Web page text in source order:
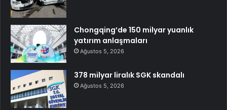
Chongqing’de 150 milyar yuanlık
yatırım anlaşmaları
Ağustos 5, 2026
378 milyar liralık SGK skandalı
Ağustos 5, 2026